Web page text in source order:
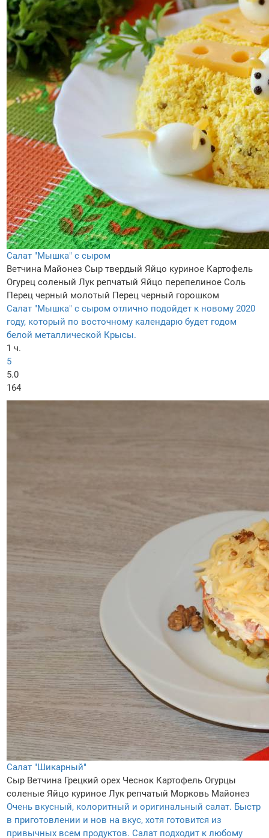
Салат "Мышка" с сыром
Ветчина Майонез Сыр твердый Яйцо куриное Картофель
Огурец соленый Лук репчатый Яйцо перепелиное Соль
Перец черный молотый Перец черный горошком
Салат "Мышка" с сыром отлично подойдет к новому 2020
году, который по восточному календарю будет годом
белой металлической Крысы.
1 ч.
5
5.0
164
Салат "Шикарный"
Сыр Ветчина Грецкий орех Чеснок Картофель Огурцы
соленые Яйцо куриное Лук репчатый Морковь Майонез
Очень вкусный, колоритный и оригинальный салат. Быстр
в приготовлении и нов на вкус, хотя готовится из
привычных всем продуктов. Салат подходит к любому